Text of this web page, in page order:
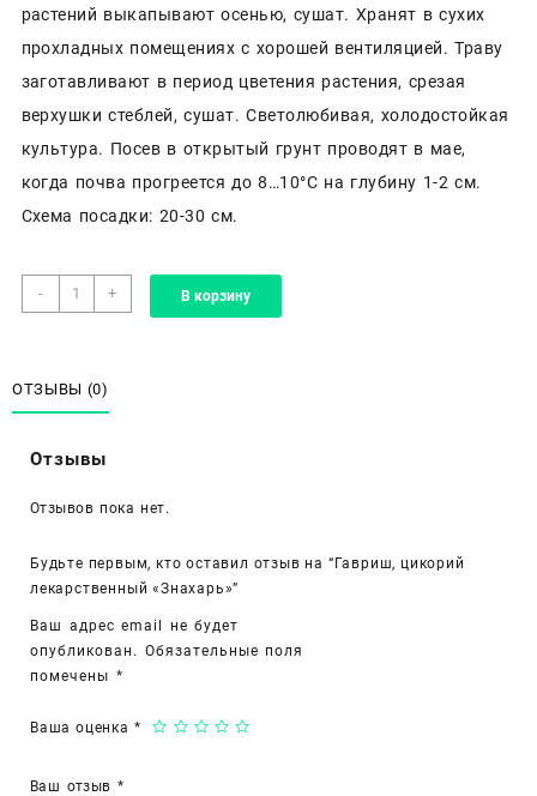
растений выкапывают осенью, сушат. Хранят в сухих
прохладных помещениях с хорошей вентиляцией. Траву
заготавливают в период цветения растения, срезая
верхушки стеблей, сушат. Светолюбивая, холодостойкая
культура. Посев в открытый грунт проводят в мае,
когда почва прогреется до 8…10°С на глубину 1-2 см.
Схема посадки: 20-30 см.
-
Количество
товара
лекарственный
«Знахарь»
+ В корзину
ОТЗЫВЫ (0)
Отзывы
Отзывов пока нет.
Будьте первым, кто оставил отзыв на “Гавриш, цикорий
лекарственный «Знахарь»”
Ваш адрес email не будет
опубликован. Обязательные поля
помечены *
Ваша оценка *
Ваш отзыв *